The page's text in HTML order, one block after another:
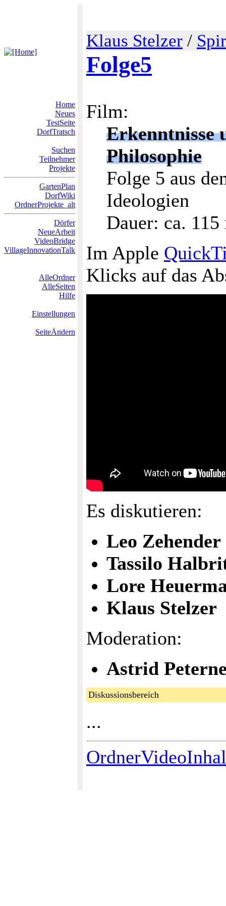
Klaus Stelzer /
Folge5
Home
Neues
TestSeite
DorfTratsch
Suchen
Teilnehmer
Projekte
GartenPlan
DorfWiki
OrdnerProjekte_alt
Dörfer
NeueArbeit
VideoBridge
VillageInnovationTalk
AlleOrdner
AlleSeiten
Hilfe
Einstellungen
SeiteÄndern
Film:
Erkenntnisse
Philosophie
Folge 5 aus
Ideologien
Dauer: ca.
Im Apple
Klicks auf das
Es diskutieren:
Leo Zehender
Tassilo
Lore
Klaus Stelzer
Moderation:
Astrid
Diskussionsbereich
...